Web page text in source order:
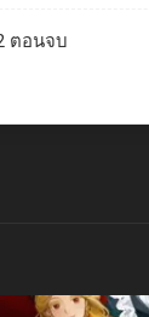
ตอนจบ